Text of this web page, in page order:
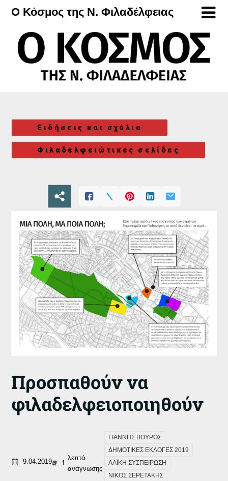
Μετάβαση
περιεχόμενο
Ο Κόσμος της Ν. Φιλαδέλφειας
Ειδήσεις και σχόλια
Φιλαδελφειώτικες σελίδες
Προσπαθούν να
φιλαδελφειοποιηθούν
9.04.2019 1
λεπτά
ανάγνωσης
ΓΙΑΝΝΗΣ ΒΟΥΡΟΣ
ΔΗΜΟΤΙΚΕΣ ΕΚΛΟΓΕΣ 2019
ΛΑΪΚΗ ΣΥΣΠΕΙΡΩΣΗ
ΝΙΚΟΣ ΣΕΡΕΤΑΚΗΣ